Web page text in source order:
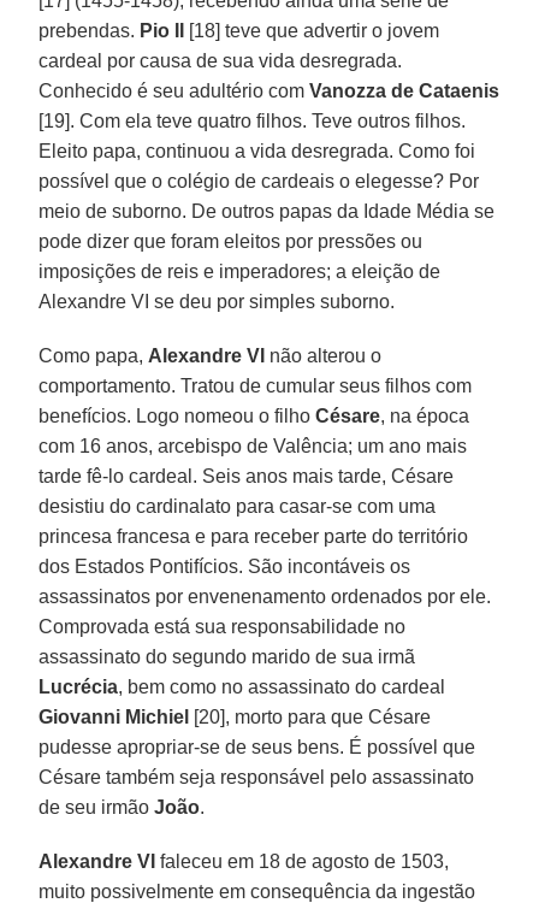
prebendas. Pio II
[18] teve que advertir o jovem
cardeal por causa de sua vida desregrada.
Conhecido é seu adultério comVanozza de Cataenis
[19]. Com ela teve quatro filhos. Teve outros filhos.
Eleito papa, continuou a vida desregrada. Como foi
possível que o colégio de cardeais o elegesse? Por
meio de suborno. De outros papas da Idade Média se
pode dizer que foram eleitos por pressões ou
imposições de reis e imperadores; a eleição de
Alexandre VI se deu por simples suborno.
Como papa, Alexandre VI não alterou o
comportamento. Tratou de cumular seus filhos com
benefícios. Logo nomeou o filhoCésare, na época
com 16 anos, arcebispo de Valência; um ano mais
tarde fê-lo cardeal. Seis anos mais tarde, Césare
desistiu do cardinalato para casar-se com uma
princesa francesa e para receber parte do território
dos Estados Pontifícios. São incontáveis os
assassinatos por envenenamento ordenados por ele.
Comprovada está sua responsabilidade no
assassinato do segundo marido de sua irmã
Lucrécia, bem como no assassinato do cardeal
Giovanni Michiel [20], morto para que Césare
pudesse apropriar-se de seus bens. É possível que
Césare também seja responsável pelo assassinato
de seu irmãoJoão.
Alexandre VI faleceu em 18 de agosto de 1503,
muito possivelmente em consequência da ingestão